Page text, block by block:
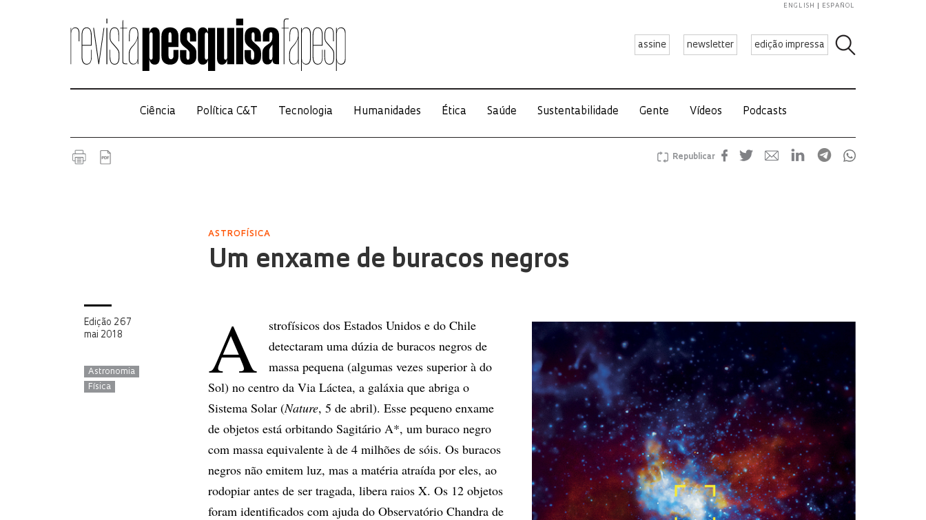
assine newsletter edição impressa
ENGLISH ESPAÑOL
Ciência Política C&T Tecnologia Humanidades Ética Saúde Sustentabilidade Gente Vídeos Podcasts
Republicar
ASTROFÍSICA
Um enxame de buracos negros
Edição 267
mai 2018
Astronomia
Física
A
strofísicos dos Estados Unidos e do Chile
detectaram uma dúzia de buracos negros de
massa pequena (algumas vezes superior à do
Sol) no centro da Via Láctea, a galáxia que abriga o
Sistema Solar (Nature, 5 de abril). Esse pequeno enxame
de objetos está orbitando Sagitário A*, um buraco negro
com massa equivalente à de 4 milhões de sóis. Os buracos
negros não emitem luz, mas a matéria atraída por eles, ao
rodopiar antes de ser tragada, libera raios X. Os 12 objetos
foram identificados com ajuda do Observatório Chandra de